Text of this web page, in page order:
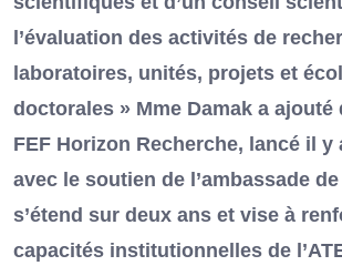
l’évaluation des activités de
laboratoires, unités, projets et
doctorales » Mme Damak a ajouté
FEF Horizon Recherche, lancé il y
avec le soutien de l’ambassade
s’étend sur deux ans et vise à
capacités institutionnelles de